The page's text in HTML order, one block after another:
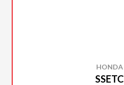
HONDA
SSETC